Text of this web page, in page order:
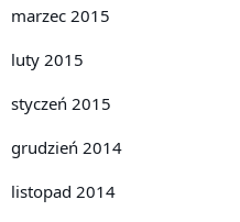
marzec 2015
luty 2015
styczeń 2015
grudzień 2014
listopad 2014